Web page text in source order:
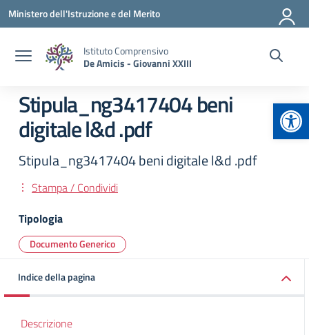
Vai ai contenuti
Vai al menu di navigazione
Vai al footer
Ministero dell'Istruzione e del Merito
Istituto Comprensivo
De Amicis - Giovanni XXIII
Stipula_ng3417404 beni
digitale l&d .pdf
Stipula_ng3417404 beni digitale l&d .pdf
Stampa / Condividi
Tipologia
Documento Generico
Indice della pagina
Descrizione